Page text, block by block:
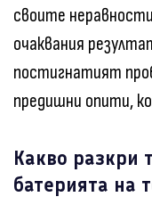
своите
очаквания
постигнатият
предишни опити,
Какво разкри
батерията на